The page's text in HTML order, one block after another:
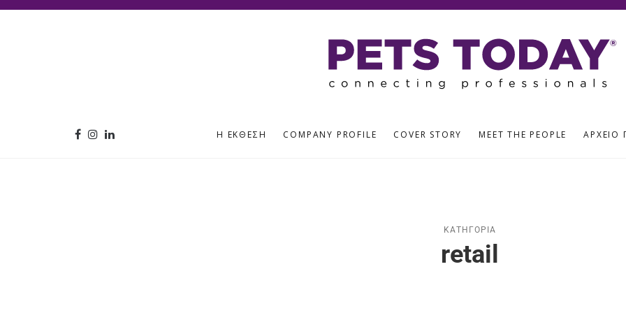
Η ΈΚΘΕΣΗ COMPANY PROFILE COVER STORY MEET THE PEOPLE ΑΡΧΕΊΟ
ΚΑΤΗΓΟΡΊΑ
retail